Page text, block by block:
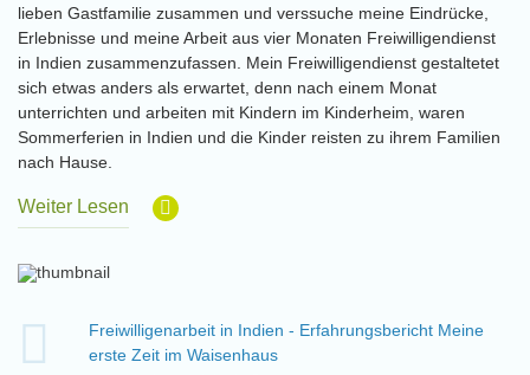
lieben Gastfamilie zusammen und verssuche meine Eindrücke,
Erlebnisse und meine Arbeit aus vier Monaten Freiwilligendienst
in Indien zusammenzufassen. Mein Freiwilligendienst gestaltetet
sich etwas anders als erwartet, denn nach einem Monat
unterrichten und arbeiten mit Kindern im Kinderheim, waren
Sommerferien in Indien und die Kinder reisten zu ihrem Familien
nach Hause.
Weiter Lesen
Freiwilligenarbeit in Indien - Erfahrungsbericht Meine
erste Zeit im Waisenhaus